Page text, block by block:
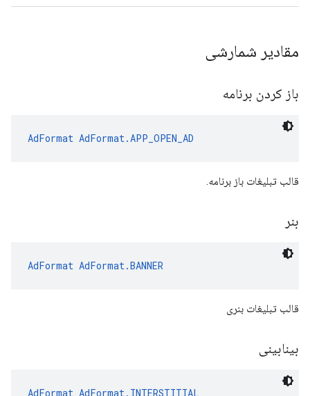
مقادیر شمارشی
باز کردن برنامه
AdFormat AdFormat.APP_OPEN_AD
قالب تبلیغات باز برنامه.
بنر
AdFormat AdFormat.BANNER
قالب تبلیغات بنری
بینابینی
AdFormat AdFormat.INTERSTITIAL